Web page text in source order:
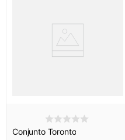
Conjunto Toronto